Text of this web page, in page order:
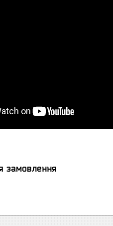
замовлення